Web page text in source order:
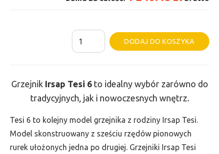
ilość
Grzejnik
wys.
1000,
szer.
DODAJ DO KOSZYKA
Grzejnik Irsap Tesi 6to idealny wybór zarówno do
tradycyjnych, jak i nowoczesnych wnętrz.
Tesi 6 to kolejny model grzejnika z rodziny Irsap Tesi.
Model skonstruowany z sześciu rzędów pionowych
rurek ułożonych jedna po drugiej. Grzejniki Irsap Tesi